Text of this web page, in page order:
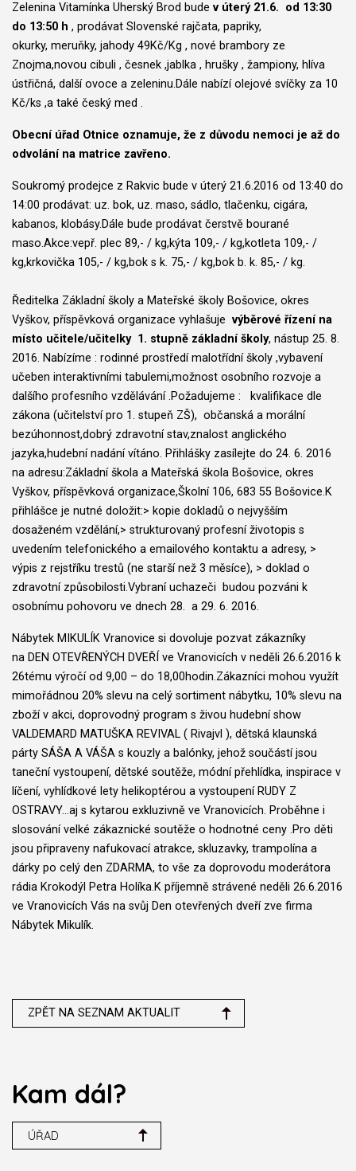
Zelenina Vitamínka Uherský Brod bude v úterý 21.6. od 13:30
do 13:50 h , prodávat Slovenské rajčata, papriky,
okurky, meruňky, jahody 49Kč/Kg , nové brambory ze
Znojma,novou cibuli , česnek ,jablka , hrušky , žampiony, hlíva
ústřičná, další ovoce a zeleninu.Dále nabízí olejové svíčky za 10
Kč/ks ,a také český med .
Obecní úřad Otnice oznamuje, že z důvodu nemoci je až do
odvolání na matrice zavřeno.
Soukromý prodejce z Rakvic bude v úterý 21.6.2016 od 13:40 do
14:00 prodávat: uz. bok, uz. maso, sádlo, tlačenku, cigára,
kabanos, klobásy.Dále bude prodávat čerstvě bourané
maso.Akce:vepř. plec 89,- / kg,kýta 109,- / kg,kotleta 109,- /
kg,krkovička 105,- / kg,bok s k. 75,- / kg,bok b. k. 85,- / kg.
Ředitelka Základní školy a Mateřské školy Bošovice, okres
Vyškov, příspěvková organizace vyhlašuje výběrové řízení na
místo učitele/učitelky 1. stupně základní školy, nástup 25. 8.
2016. Nabízíme : rodinné prostředí malotřídní školy ,vybavení
učeben interaktivními tabulemi,možnost osobního rozvoje a
dalšího profesního vzdělávání .Požadujeme : kvalifikace dle
zákona (učitelství pro 1. stupeň ZŠ), občanská a morální
bezúhonnost,dobrý zdravotní stav,znalost anglického
jazyka,hudební nadání vítáno. Přihlášky zasílejte do 24. 6. 2016
na adresu:Základní škola a Mateřská škola Bošovice, okres
Vyškov, příspěvková organizace,Školní 106, 683 55 Bošovice.K
přihlášce je nutné doložit:> kopie dokladů o nejvyšším
dosaženém vzdělání,> strukturovaný profesní životopis s
uvedením telefonického a emailového kontaktu a adresy, >
výpis z rejstříku trestů (ne starší než 3 měsíce), > doklad o
zdravotní způsobilosti.Vybraní uchazeči budou pozváni k
osobnímu pohovoru ve dnech 28. a 29. 6. 2016.
Nábytek MIKULÍK Vranovice si dovoluje pozvat zákazníky
na DEN OTEVŘENÝCH DVEŘÍ ve Vranovicích v neděli 26.6.2016 k
26tému výročí od 9,00 – do 18,00hodin.Zákazníci mohou využít
mimořádnou 20% slevu na celý sortiment nábytku, 10% slevu na
zboží v akci, doprovodný program s živou hudební show
VALDEMARD MATUŠKA REVIVAL ( Rivajvl ), dětská klaunská
párty SÁŠA A VÁŠA s kouzly a balónky, jehož součástí jsou
taneční vystoupení, dětské soutěže, módní přehlídka, inspirace v
líčení, vyhlídkové lety helikoptérou a vystoupení RUDY Z
OSTRAVY…aj s kytarou exkluzivně ve Vranovicích. Proběhne i
slosování velké zákaznické soutěže o hodnotné ceny .Pro děti
jsou připraveny nafukovací atrakce, skluzavky, trampolína a
dárky po celý den ZDARMA, to vše za doprovodu moderátora
rádia Krokodýl Petra Holíka.K příjemně strávené neděli 26.6.2016
ve Vranovicích Vás na svůj Den otevřených dveří zve firma
Nábytek Mikulík.
ZPĚT NA SEZNAM AKTUALIT
Kam dál?
ÚŘAD